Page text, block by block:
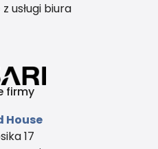
usługi biura
firmy
House
17